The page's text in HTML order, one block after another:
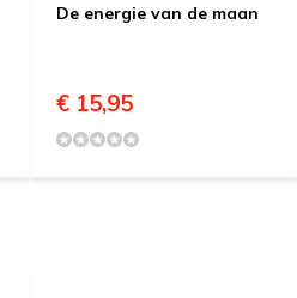
De energie van de maan
€ 15,95